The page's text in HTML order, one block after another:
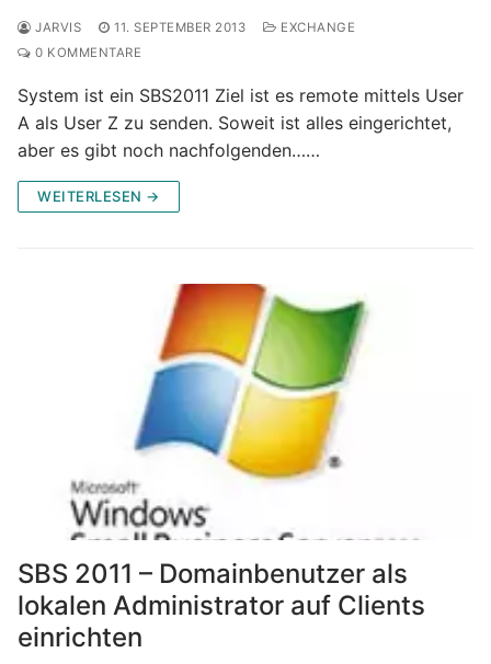
JARVIS 11. SEPTEMBER 2013
EXCHANGE
0 KOMMENTARE
System ist ein SBS2011 Ziel ist es remote mittels User
A als User Z zu senden. Soweit ist alles eingerichtet,
aber es gibt noch nachfolgenden……
WEITERLESEN →
SBS 2011 – Domainbenutzer als
lokalen Administrator auf Clients
einrichten